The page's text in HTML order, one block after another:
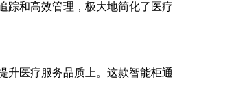
踪和高效管理，极大地简化了医疗
升医疗服务品质上。这款智能柜通